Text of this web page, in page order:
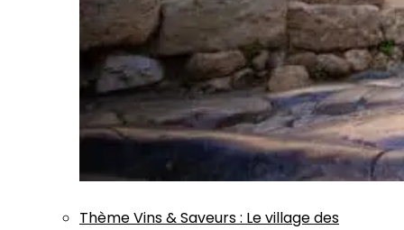
ThèmeVins & Saveurs: Le village des